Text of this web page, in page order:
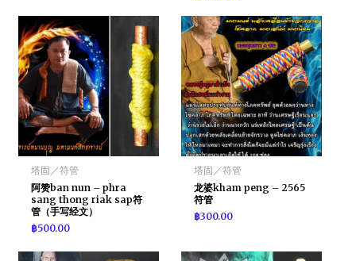
塔固／符管
阿赞ban nun – phra
sang thong riak sap符
管（手写经文）
฿500.00
塔固／符管
龙婆kham peng – 2565
符管
฿300.00